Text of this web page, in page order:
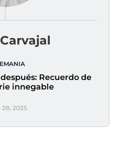
Recuerdo de
innegable
28, 2025